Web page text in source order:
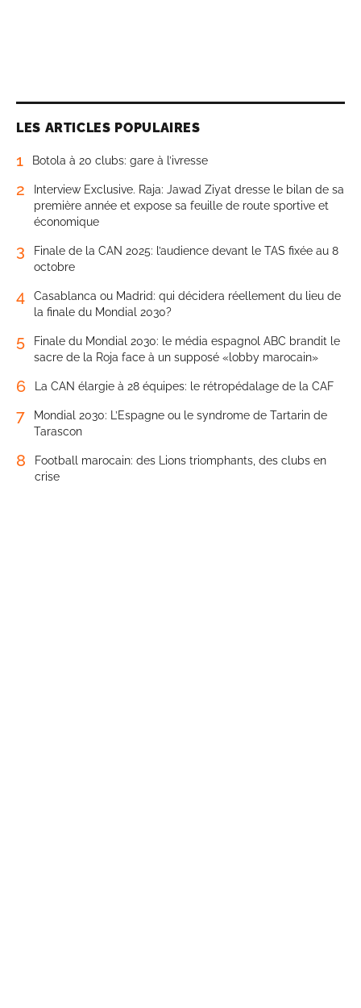
LES ARTICLES POPULAIRES
1 Botola à 20 clubs: gare à l’ivresse
2
Interview Exclusive. Raja: Jawad Ziyat dresse le bilan de sa
première année et expose sa feuille de route sportive et
économique
3
Finale de la CAN 2025: l’audience devant le TAS fixée au 8
octobre
4
Casablanca ou Madrid: qui décidera réellement du lieu de
la finale du Mondial 2030?
5
Finale du Mondial 2030: le média espagnol ABC brandit le
sacre de la Roja face à un supposé «lobby marocain»
6 La CAN élargie à 28 équipes: le rétropédalage de la CAF
7
Mondial 2030: L’Espagne ou le syndrome de Tartarin de
Tarascon
8
Football marocain: des Lions triomphants, des clubs en
crise